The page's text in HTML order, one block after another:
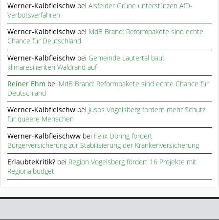
Werner-Kalbfleischw beiAlsfelder Grüne unterstützen AfD-
Verbotsverfahren
Werner-Kalbfleischw bei MdB Brand: Reformpakete sind echte
Chance für Deutschland
Werner-Kalbfleischw bei Gemeinde Lautertal baut
klimaresilienten Waldrand auf
Reiner Ehm bei MdB Brand: Reformpakete sind echte Chance für
Deutschland
Werner-Kalbfleischw bei Jusos Vogelsberg fordern mehr Schutz
für queere Menschen
Werner-Kalbfleischww bei Felix Döring fordert
Bürgerversicherung zur Stabilisierung der Krankenversicherung
ErlaubteKritik? bei Region Vogelsberg fördert 16 Projekte mit
Regionalbudget